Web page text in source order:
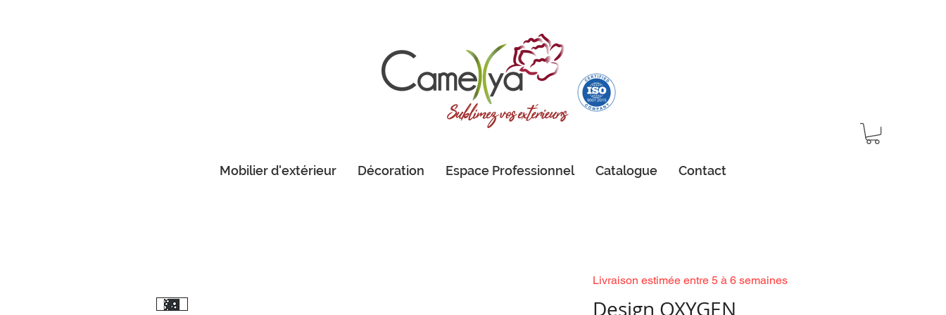
Mobilier d'extérieur Décoration Espace Professionnel Catalogue Contact
Design OXYGEN
Livraison estimée entre 5 à 6 semaines